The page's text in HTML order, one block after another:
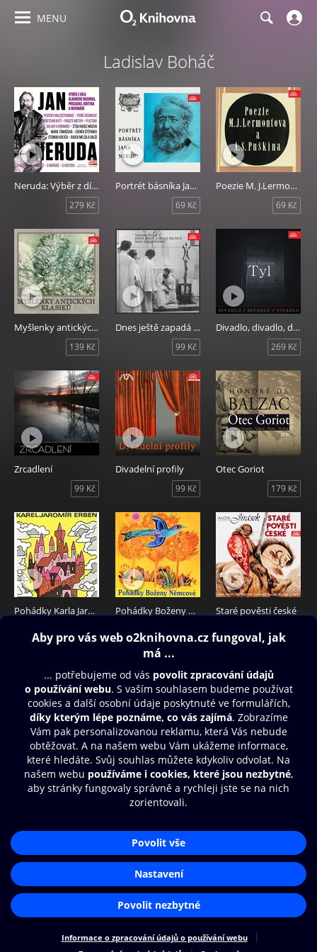
MENU
Ladislav Boháč
Neruda: Výběr z díla slavného básníka, prozaika, kritika a novináře
279 Kč
Portrét básníka Jana Nerudy
69 Kč
Poezie M. J.Lermontova a A. S. Puškina
69 Kč
Myšlenky antických klasiků
139 Kč
Dnes ještě zapadá slunce nad Atlantidou
99 Kč
Divadlo, divadlo, divadlo Tyl
269 Kč
Zrcadlení
99 Kč
Divadelní profily
99 Kč
Otec Goriot
179 Kč
Pohádky Karla Jaromíra Erbena
69 Kč
Pohádky Boženy Němcové Staré pověsti české
69 Kč
Obsah ke stažení
Moje O2 Knihovna
Další zábava
© O2 Czech Republic a.s.
Přístupnost
Zásady zpracování osobních údajů
Nastavení cookies
Aplikace O2 Knihovna
Čti a poslouchej své e-knihy a
audioknihy rychleji a pohodlněji.